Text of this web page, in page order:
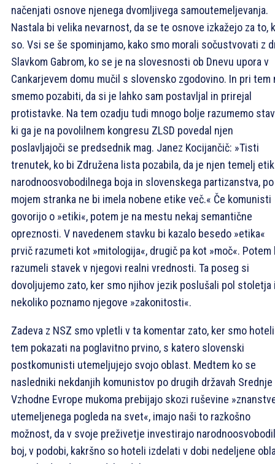
načenjati osnove njenega dvomljivega samoutemeljevanja.
Nastala bi velika nevarnost, da se te osnove izkažejo za to,
so. Vsi se še spominjamo, kako smo morali sočustvovati z
Slavkom Gabrom, ko se je na slovesnosti ob Dnevu upora v
Cankarjevem domu mučil s slovensko zgodovino. In pri tem
smemo pozabiti, da si je lahko sam postavljal in prirejal
protistavke. Na tem ozadju tudi mnogo bolje razumemo
ki ga je na povolilnem kongresu ZLSD povedal njen
poslavljajoči se predsednik mag. Janez Kocijančič: »Tisti
trenutek, ko bi Združena lista pozabila, da je njen temelj
narodnoosvobodilnega boja in slovenskega partizanstva, po
mojem stranka ne bi imela nobene etike več.« Če komunisti
govorijo o »etiki«, potem je na mestu nekaj semantične
opreznosti. V navedenem stavku bi kazalo besedo »etika«
prvič razumeti kot »mitologija«, drugič pa kot »moč«. Potem
razumeli stavek v njegovi realni vrednosti. Ta poseg si
dovoljujemo zato, ker smo njihov jezik poslušali pol stoletja
nekoliko poznamo njegove »zakonitosti«.
Zadeva z NSZ smo vpletli v ta komentar zato, ker smo
tem pokazati na poglavitno prvino, s katero slovenski
postkomunisti utemeljujejo svojo oblast. Medtem ko se
nasledniki nekdanjih komunistov po drugih državah Srednje
Vzhodne Evrope mukoma prebijajo skozi ruševine
utemeljenega pogleda na svet«, imajo naši to razkošno
možnost, da v svoje preživetje investirajo
boj, v podobi, kakršno so hoteli izdelati v dobi nedeljene